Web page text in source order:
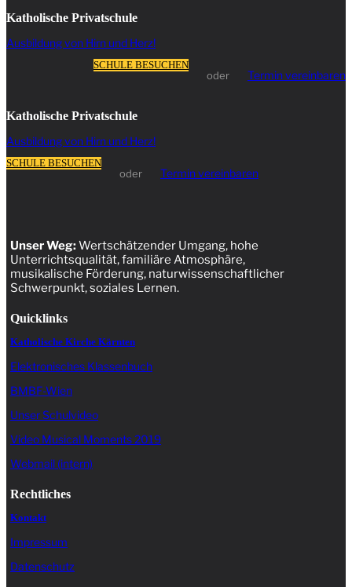
Katholische Privatschule
Ausbildung von Hirn und Herz!
Termin vereinbaren
oder
SCHULE BESUCHEN
Katholische Privatschule
Ausbildung von Hirn und Herz!
SCHULE BESUCHEN
oder Termin vereinbaren
Unser Weg: Wertschätzender Umgang, hohe
Unterrichtsqualität, familiäre Atmosphäre,
musikalische Förderung, naturwissenschaftlicher
Schwerpunkt, soziales Lernen.
Quicklinks
Katholische Kirche Kärnten
Elektronisches Klassenbuch
BMBF-Wien
Unser Schulvideo
Video Musical Moments 2019
Webmail (intern)
Rechtliches
Kontakt
Impressum
Datenschutz